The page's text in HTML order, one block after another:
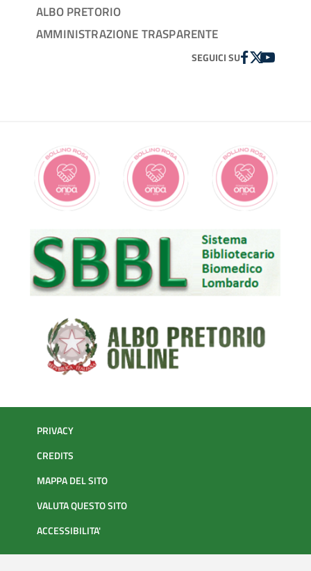
ALBO PRETORIO
AMMINISTRAZIONE TRASPARENTE
SEGUICI SUFACEBOOK
TWITTER
YOUTUBE
PRIVACY
CREDITS
MAPPA DEL SITO
VALUTA QUESTO SITO
ACCESSIBILITA'